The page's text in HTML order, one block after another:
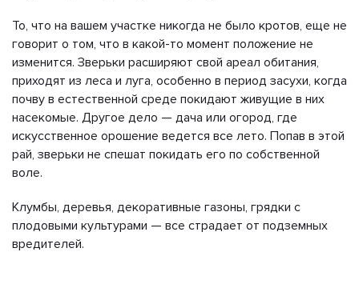
То, что на вашем участке никогда не было кротов, еще не
говорит о том, что в какой-то момент положение не
изменится. Зверьки расширяют свой ареал обитания,
приходят из леса и луга, особенно в период засухи, когда
почву в естественной среде покидают живущие в них
насекомые. Другое дело — дача или огород, где
искусственное орошение ведется все лето. Попав в этой
рай, зверьки не спешат покидать его по собственной
воле.
Клумбы, деревья, декоративные газоны, грядки с
плодовыми культурами — все страдает от подземных
вредителей.